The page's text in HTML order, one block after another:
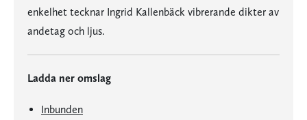
enkelhet tecknar Ingrid Kallenbäck vibrerande dikter av
andetag och ljus.
Ladda ner omslag
Inbunden